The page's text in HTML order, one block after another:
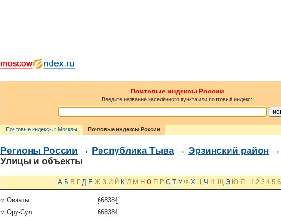
Почтовые индексы России
Введите название населённого пункта или почтовый индекс:
Почтовые индексы г Москвы Почтовые индексы России
Регионы России → Республика Тыва → Эрзинский район →
Улицы и объекты
А Б В Г Д Е Ж З И Й К Л М Н О П Р С Т У Ф Х Ц Ч Ш Щ Э Ю Я 1 2 3 4 5 6
668384
м Овааты
668384
м Ору-Сул